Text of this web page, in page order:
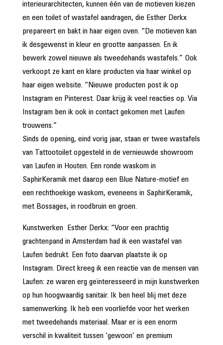
interieurarchitecten, kunnen één van de motieven kiezen
en een toilet of wastafel aandragen, die Esther Derkx
prepareert en bakt in haar eigen oven. “De motieven kan
ik desgewenst in kleur en grootte aanpassen. En ik
bewerk zowel nieuwe als tweedehands wastafels.” Ook
verkoopt ze kant en klare producten via haar winkel op
haar eigen website. “Nieuwe producten post ik op
Instagram en Pinterest. Daar krijg ik veel reacties op. Via
Instagram ben ik ook in contact gekomen met Laufen
trouwens.”
Sinds de opening, eind vorig jaar, staan er twee wastafels
van Tattootoilet opgesteld in de vernieuwde showroom
van Laufen in Houten. Een ronde waskom in
SaphirKeramik met daarop een Blue Nature-motief en
een rechthoekige waskom, eveneens in SaphirKeramik,
met Bossages, in roodbruin en groen.
Kunstwerken Esther Derkx: “Voor een prachtig
grachtenpand in Amsterdam had ik een wastafel van
Laufen bedrukt. Een foto daarvan plaatste ik op
Instagram. Direct kreeg ik een reactie van de mensen van
Laufen: ze waren erg geïnteresseerd in mijn kunstwerken
op hun hoogwaardig sanitair. Ik ben heel blij met deze
samenwerking. Ik heb een voorliefde voor het werken
met tweedehands materiaal. Maar er is een enorm
verschil in kwaliteit tussen ‘gewoon’ en premium